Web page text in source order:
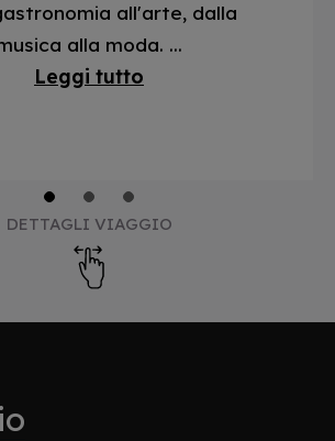
all'arte, dalla
alla moda. ...
Leggi tutto
DETTAGLI VIAGGIO